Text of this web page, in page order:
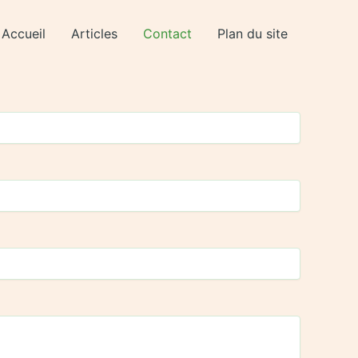
Accueil Articles Contact Plan du site